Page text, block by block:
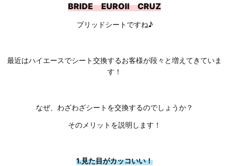
BRIDE EUROⅡ CRUZ
ブリッドシートですね♪
最近はハイエースでシート交換するお客様が段々と増えてきていま
す！
なぜ、わざわざシートを交換するのでしょうか？
そのメリットを説明します！
1.見た目がカッコいい！